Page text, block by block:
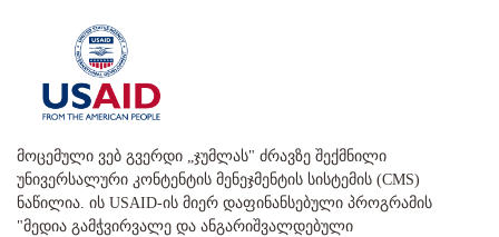
მოცემული ვებ გვერდი „ჯუმლას" ძრავზე შექმნილი
უნივერსალური კონტენტის მენეჯმენტის სისტემის (CMS)
ნაწილია. ის USAID-ის მიერ დაფინანსებული პროგრამის
"მედია გამჭვირვალე და ანგარიშვალდებული